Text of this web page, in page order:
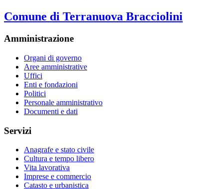
Comune di Terranuova Bracciolini
Amministrazione
Organi di governo
Aree amministrative
Uffici
Enti e fondazioni
Politici
Personale amministrativo
Documenti e dati
Servizi
Anagrafe e stato civile
Cultura e tempo libero
Vita lavorativa
Imprese e commercio
Catasto e urbanistica